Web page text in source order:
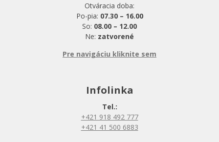
Otváracia doba:
Po-pia: 07.30 – 16.00
So: 08.00 – 12.00
Ne: zatvorené
Pre navigáciu kliknite sem
Infolinka
Tel.:
+421 918 492 777
+421 41 500 6883